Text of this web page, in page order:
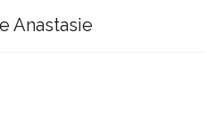
Anastasie